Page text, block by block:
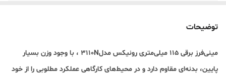
عدد، آچار 1 عدد، گارد 1 عدد
گارانتی گارانتي 12 ماهه شرکت رونيکس
توضیحات
مینی‌فرز برقی 115 میلی‌متری رونیکس مدل3110N ، با وجود وزن بسیار
پایین، بدنه‌ای مقاوم دارد و در محیط‌های کارگاهی عملکرد مطلوبی را از خود